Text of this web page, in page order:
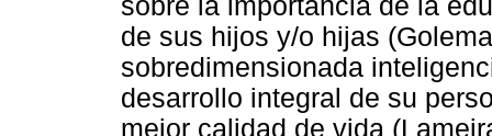
sobre la importancia de la
de sus hijos y/o hijas
sobredimensionada
desarrollo integral de su
mejor calidad de vida